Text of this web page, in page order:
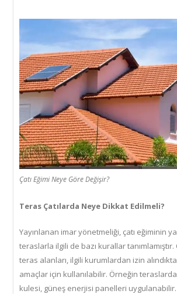
Çatı Eğimi Neye Göre Değişir?
Teras Çatılarda Neye Dikkat Edilmeli?
Yayınlanan imar yönetmeliği, çatı eğiminin
teraslarla ilgili de bazı kurallar
teras alanları, ilgili kurumlardan izin
amaçlar için kullanılabilir. Örneğin
kulesi, güneş enerjisi panelleri